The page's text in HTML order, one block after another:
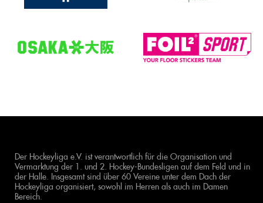
Der Hockeyliga e.V. ist verantwortlich für die Organisation und
Vermarktung der 1. und 2. Hockey-Bundesligen auf dem Feld und in
der Halle. Insgesamt sind über 60 Vereine unter dem Dach der
Hockeyliga organisiert, sowohl im Herren als auch im Damen
Bereich.